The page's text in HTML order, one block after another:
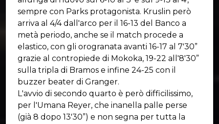
sempre con Parks protagonista. Kruslin però
arriva al 4/4 dall'arco per il 16-13 del Banco a
metà periodo, anche se il match procede a
elastico, con gli orogranata avanti 16-17 al 7'30”
grazie al contropiede di Mokoka, 19-22 all'8'30”
sulla tripla di Bramos e infine 24-25 con il
buzzer beater di Granger.
L'avvio di secondo quarto è però difficilissimo,
per l'Umana Reyer, che inanella palle perse
(già 8 dopo 13'30”) e non segna per tutta la